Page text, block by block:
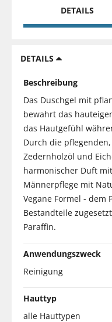
DETAILS
DETAILS
Beschreibung
Das Duschgel mit
bewahrt das
das Hautgefühl
Durch die
Zedernholzöl und
harmonischer Duft
Männerpflege mit
Vegane Formel -
Bestandteile
Paraffin.
Anwendungszweck
Reinigung
Hauttyp
alle Hauttypen